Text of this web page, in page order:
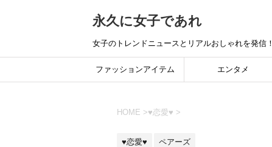
永久に女子であれ
女子のトレンドニュースとリアルおしゃれを発信！
ファッションアイテム エンタメ
HOME >♥恋愛♥ >
♥恋愛♥ ペアーズ